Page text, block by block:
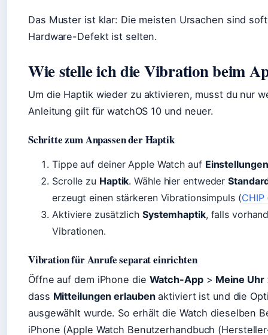
Das Muster ist klar: Die meisten Ursachen sind
Hardware-Defekt ist selten.
Wie stelle ich die Vibration beim
Um die Haptik wieder zu aktivieren, musst du nur
Anleitung gilt für watchOS 10 und neuer.
Schritte zum Anpassen der Haptik
Tippe auf deiner Apple Watch auf Einstellungen
Scrolle zu Haptik. Wähle hier entweder
erzeugt einen stärkeren Vibrationsimpuls (
Aktiviere zusätzlich Systemhaptik, falls
Vibrationen.
Vibration für Anrufe separat einrichten
Öffne auf dem iPhone die Watch-App> Meine Uhr
dass Mitteilungen erlaubenaktiviert ist und die
ausgewählt wurde. So erhält die Watch dieselben
iPhone (Apple Watch Benutzerhandbuch